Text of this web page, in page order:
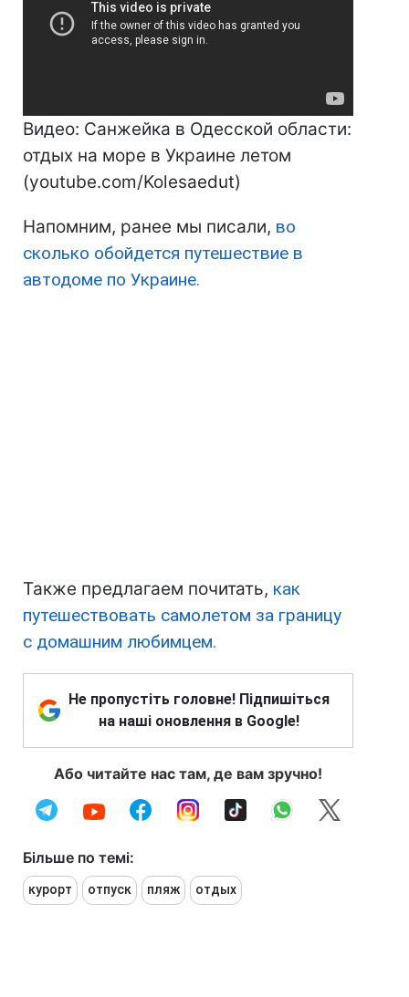
Видео: Санжейка в Одесской области:
отдых на море в Украине летом
(youtube.com/Kolesaedut)
Напомним, ранее мы писали, во
сколько обойдется путешествие в
автодоме по Украине.
Также предлагаем почитать, как
путешествовать самолетом за границу
с домашним любимцем.
Не пропустіть головне! Підпишіться
на наші оновлення в Google!
Або читайте нас там, де вам зручно!
Більше по темі:
курорт отпуск пляж отдых